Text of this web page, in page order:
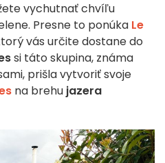
vychutnať chvíľu
Presne to ponúka Le
vás určite dostane do
si táto skupina, známa
prišla vytvoriť svoje
na brehu jazera